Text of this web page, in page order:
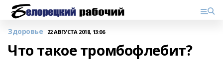
Здоровье 22 АВГУСТА 2018, 13:06
Что такое тромбофлебит?